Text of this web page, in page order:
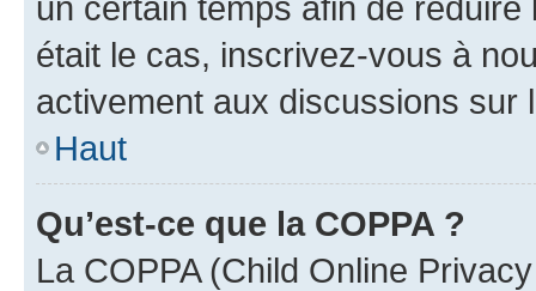
était le cas, inscrivez-vous à
activement aux discussions sur
Haut
Qu’est-ce que la COPPA ?
La COPPA (Child Online